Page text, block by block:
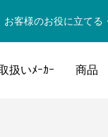
客様のお役に立てる
扱いﾒｰｶｰ 商品